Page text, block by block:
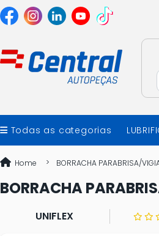
Todas as categorias
Home BORRACHA PARABRISA/
BORRACHA
UNIFLEX